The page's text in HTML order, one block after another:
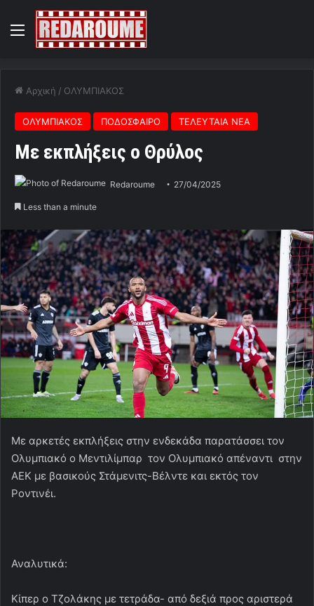
Menu
Αρχική / ΟΛΥΜΠΙΑΚΟΣ
ΟΛΥΜΠΙΑΚΟΣ ΠΟΔΟΣΦΑΙΡΟ ΤΕΛΕΥΤΑΙΑ ΝΕΑ
Με εκπλήξεις ο Θρύλος
Redaroume 27/04/2025
Less than a minute
Με αρκετές εκπλήξεις στην ενδεκάδα παρατάσσει τον
Ολυμπιακό ο Μεντιλίμπαρ τον Ολυμπιακό απέναντι στην
ΑΕΚ με βασικούς Στάμενιτς-Βέλντε και εκτός τον
Ροντινέι.
Αναλυτικά:
Κίπερ ο Τζολάκης με τετράδα- από δεξιά προς αριστερά